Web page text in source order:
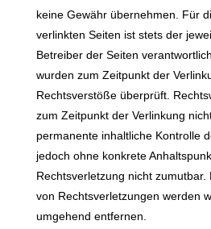
keine Gewähr übernehmen. Für
verlinkten Seiten ist stets der
Betreiber der Seiten
wurden zum Zeitpunkt der
Rechtsverstöße überprüft.
zum Zeitpunkt der Verlinkung
permanente inhaltliche Kontrolle
jedoch ohne konkrete
Rechtsverletzung nicht zumutbar.
von Rechtsverletzungen werden
umgehend entfernen.